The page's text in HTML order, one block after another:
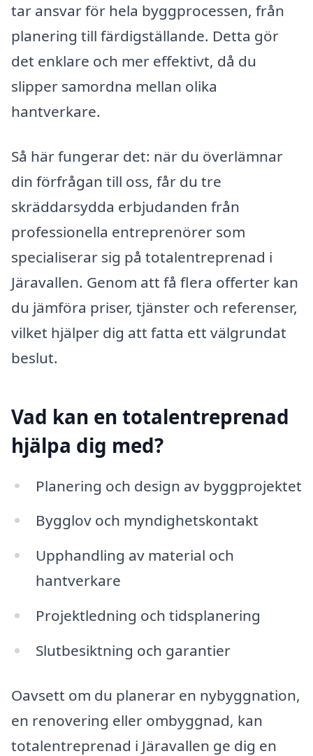
tar ansvar för hela byggprocessen, från
planering till färdigställande. Detta gör
det enklare och mer effektivt, då du
slipper samordna mellan olika
hantverkare.
Så här fungerar det: när du överlämnar
din förfrågan till oss, får du tre
skräddarsydda erbjudanden från
professionella entreprenörer som
specialiserar sig på totalentreprenad i
Järavallen. Genom att få flera offerter kan
du jämföra priser, tjänster och referenser,
vilket hjälper dig att fatta ett välgrundat
beslut.
Vad kan en totalentreprenad
hjälpa dig med?
Planering och design av byggprojektet
Bygglov och myndighetskontakt
Upphandling av material och
hantverkare
Projektledning och tidsplanering
Slutbesiktning och garantier
Oavsett om du planerar en nybyggnation,
en renovering eller ombyggnad, kan
totalentreprenad i Järavallen ge dig en